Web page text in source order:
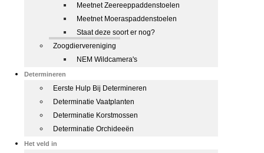
Meetnet Zeereeppaddenstoelen
Meetnet Moeraspaddenstoelen
Staat deze soort er nog?
Zoogdiervereniging
NEM Wildcamera's
Determineren
Eerste Hulp Bij Determineren
Determinatie Vaatplanten
Determinatie Korstmossen
Determinatie Orchideeën
Het veld in